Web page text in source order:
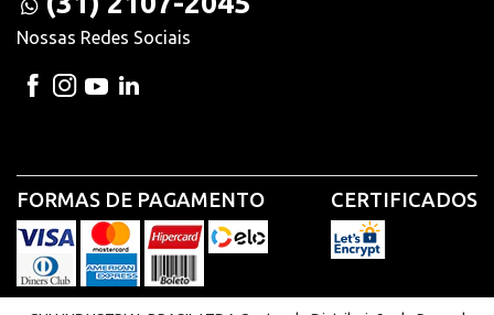
Nossas Redes Sociais
FORMAS DE PAGAMENTO CERTIFICADOS